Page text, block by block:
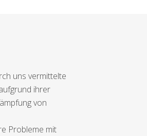
uns vermittelte
ihrer
von
Probleme mit